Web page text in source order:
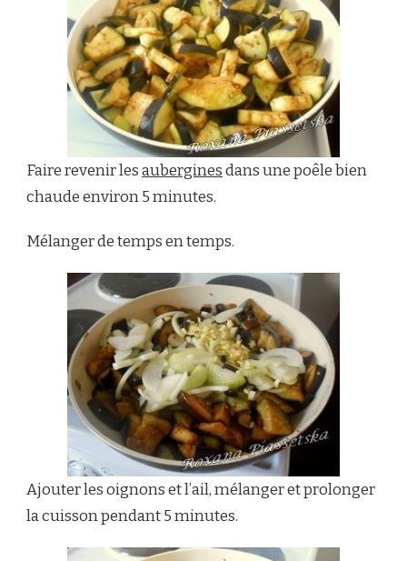
Faire revenir lesauberginesdans une poêle bien
chaude environ 5 minutes.
Mélanger de temps en temps.
Ajouter les oignons et l’ail, mélanger et prolonger
la cuisson pendant 5 minutes.